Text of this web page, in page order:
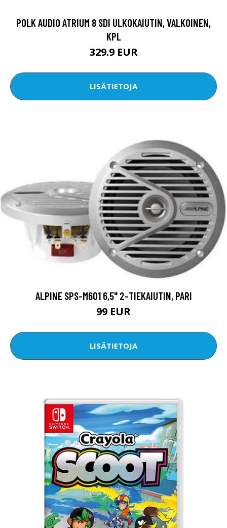
POLK AUDIO ATRIUM 8 SDI ULKOKAIUTIN, VALKOINEN,
KPL
329.9 EUR
LISÄTIETOJA
ALPINE SPS-M601 6,5" 2-TIEKAIUTIN, PARI
99 EUR
LISÄTIETOJA